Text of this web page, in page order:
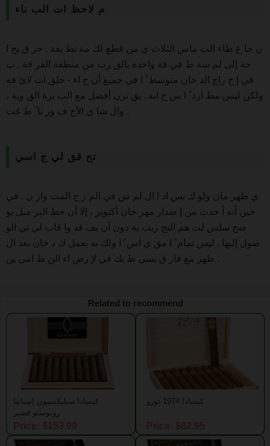
م لاحظ ات الب ناء
ن جا غ طاء الت ماس الثلاث ي من قطع لك مة نظ يفة . حر ق بح ا
جة إلى لم سة ط في فة واحدة بالق رب من منطقة الفر قة . ب
قي إ خ راج الد خان متوسط ً ا في جميع أن ح اء - حلق ات لائ قة
ولكن ليس مط ارد ً ا س ح ابة . يق ترن أفضل مع الب يرة الق وية ،
وال شا ي الأخ ف وز نا ً ط غت .
تح قق لي ج اسي
ي ظهر مان ولو ك يس اد ا ال لم س في الم ز ج المت واز ن . في
حين أنه أ حدث من إ صدار مهر جان أكتوبر ، إلا أن خط البر ميل يو
ضح سلس لت هم التج ريب ية دون أن يف قد وا قاب لي تي الو
صول إليها . ليس تمام ً ا مق ي اس ً ا ولك نه يعمل ك د خان بعد ال
ظهر مع فار ق بسي ط يك في لإ رض اء الن ظ امي ين .
Related to recommend
كيسادا سيليكسيون إسبانيا
روبوستو قصير
كيسادا 1974 تورو